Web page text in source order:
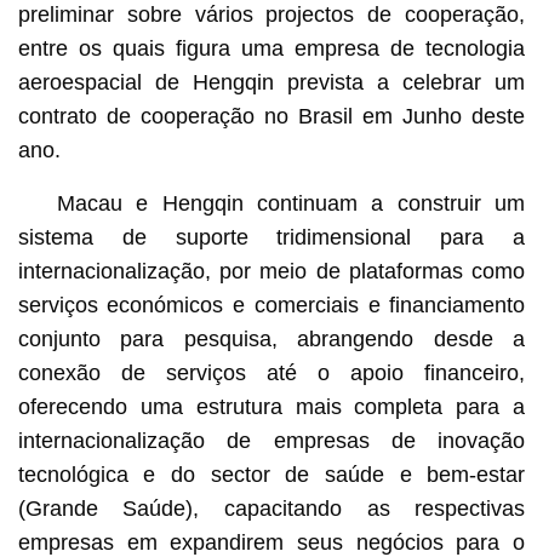
preliminar sobre vários projectos de cooperação,
entre os quais figura uma empresa de tecnologia
aeroespacial de Hengqin prevista a celebrar um
contrato de cooperação no Brasil em Junho deste
ano.
Macau e Hengqin continuam a construir um
sistema de suporte tridimensional para a
internacionalização, por meio de plataformas como
serviços económicos e comerciais e financiamento
conjunto para pesquisa, abrangendo desde a
conexão de serviços até o apoio financeiro,
oferecendo uma estrutura mais completa para a
internacionalização de empresas de inovação
tecnológica e do sector de saúde e bem-estar
(Grande Saúde), capacitando as respectivas
empresas em expandirem seus negócios para o